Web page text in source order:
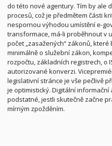
do této nové agentury. Tím by ale
procesů, což je předmětem části
nespornou výhodou umístění e-
transformace, má-li proběhnout v
počet „zasažených“ zákonů,
minimálně o služební zákon,
rozpočtu, základních registrech, o
autorizované konverzi.
legislativní stránce je vše pečlivě
je optimistický. Digitální
podstatné, jestli skutečně začne
mírným zpožděním.